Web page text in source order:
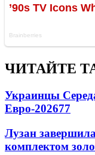
ЧИТАЙТЕ
Украинцы
Евро-202677
Лузан
комплектом